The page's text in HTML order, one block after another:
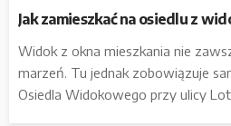
Jak zamieszkać na osiedlu z
Widok z okna mieszkania nie
marzeń. Tu jednak zobowiązuje
Osiedla Widokowego przy ulicy